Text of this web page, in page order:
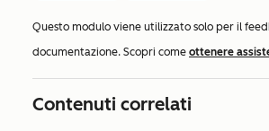
Questo modulo viene utilizzato solo per il
documentazione. Scopri come ottenere
Contenuti correlati